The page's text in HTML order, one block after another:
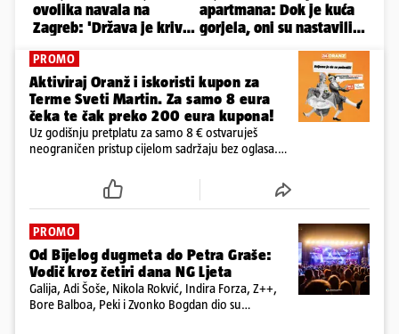
PROMO
Aktiviraj Oranž i iskoristi kupon za
Terme Sveti Martin. Za samo 8 eura
čeka te čak preko 200 eura kupona!
Uz godišnju pretplatu za samo 8 € ostvaruješ
neograničen pristup cijelom sadržaju bez oglasa.
dnevne e-novine 24sata i tjednika Express. Ali ni to
PROMO
Od Bijelog dugmeta do Petra Graše:
Vodič kroz četiri dana NG Ljeta
Galija, Adi Šoše, Nikola Rokvić, Indira Forza, Z++,
Bore Balboa, Peki i Zvonko Bogdan dio su